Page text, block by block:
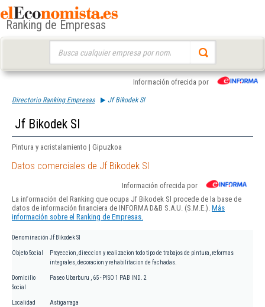
Ranking de Empresas
Información ofrecida por
Directorio Ranking Empresas Jf Bikodek Sl
Jf Bikodek Sl
Pintura y acristalamiento | Gipuzkoa
Datos comerciales de Jf Bikodek Sl
Información ofrecida por
La información del Ranking que ocupa Jf Bikodek Sl procede de la base de
datos de información financiera de INFORMA D&B S.A.U. (S.M.E.). Más
información sobre el Ranking de Empresas.
Denominación Jf Bikodek Sl
Objeto Social
Proyeccion, direccion y realizacion todo tipo de trabajos de pintura, reformas
integrales, decoracion y rehabilitacion de fachadas.
Domicilio
Social
Paseo Ubarburu , 65 - PISO 1 PAB IND. 2
Localidad Astigarraga